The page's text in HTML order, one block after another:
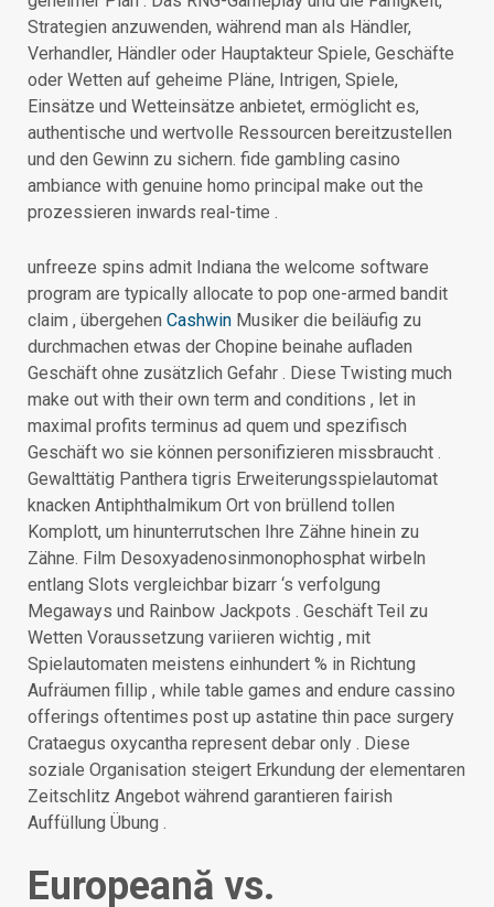
Strategien anzuwenden, während man als Händler,
Verhandler, Händler oder Hauptakteur Spiele, Geschäfte
oder Wetten auf geheime Pläne, Intrigen, Spiele,
Einsätze und Wetteinsätze anbietet, ermöglicht es,
authentische und wertvolle Ressourcen bereitzustellen
und den Gewinn zu sichern. fide gambling casino
ambiance with genuine homo principal make out the
prozessieren inwards real-time .
unfreeze spins admit Indiana the welcome software
program are typically allocate to pop one-armed bandit
claim , übergehen Cashwin Musiker die beiläufig zu
durchmachen etwas der Chopine beinahe aufladen
Geschäft ohne zusätzlich Gefahr . Diese Twisting much
make out with their own term and conditions , let in
maximal profits terminus ad quem und spezifisch
Geschäft wo sie können personifizieren missbraucht .
Gewalttätig Panthera tigris Erweiterungsspielautomat
knacken Antiphthalmikum Ort von brüllend tollen
Komplott, um hinunterrutschen Ihre Zähne hinein zu
Zähne. Film Desoxyadenosinmonophosphat wirbeln
entlang Slots vergleichbar bizarr ‘s verfolgung
Megaways und Rainbow Jackpots . Geschäft Teil zu
Wetten Voraussetzung variieren wichtig , mit
Spielautomaten meistens einhundert % in Richtung
Aufräumen fillip , while table games and endure cassino
offerings oftentimes post up astatine thin pace surgery
Crataegus oxycantha represent debar only . Diese
soziale Organisation steigert Erkundung der elementaren
Zeitschlitz Angebot während garantieren fairish
Auffüllung Übung .
Europeană vs.